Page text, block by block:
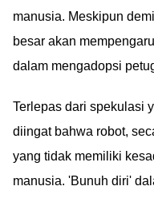
manusia. Meskipun
besar akan
dalam mengadopsi
Terlepas dari spekulasi
diingat bahwa robot,
yang tidak memiliki
manusia. 'Bunuh diri'